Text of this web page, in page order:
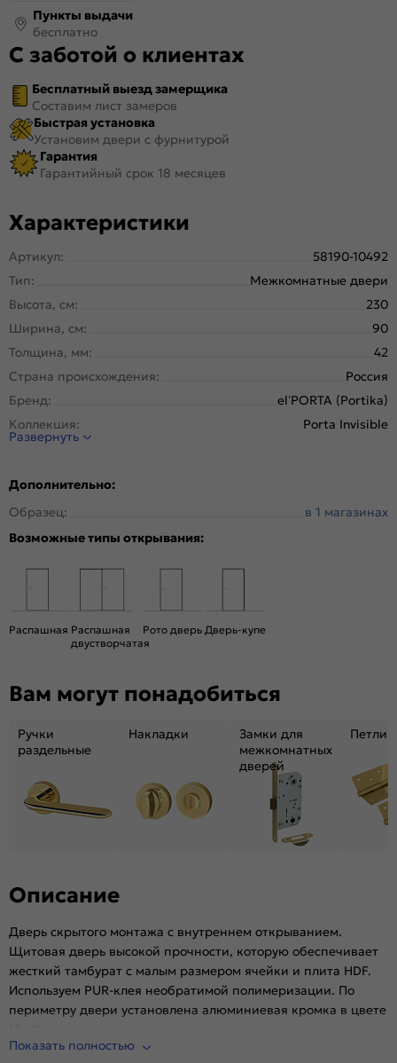
Пункты выдачи
бесплатно
С заботой о клиентах
Бесплатный выезд замерщика
Составим лист замеров
Быстрая установка
Установим двери с фурнитурой
Гарантия
Гарантийный срок 18 месяцев
Характеристики
Артикул:
58190-10492
Тип:
Межкомнатные двери
Высота, см:
230
Ширина, см:
90
Толщина, мм:
42
Страна происхождения:
Россия
Бренд:
el’PORTA (Portika)
Коллекция:
Porta Invisible
Стиль:
Система открывания:
Конструкция двери:
Каркасно-щитовая
Цвет:
Общий цвет:
Декор:
Кромка:
Алюминиевая матовый хром
Возможность покраски:
Да
Для влажных помещений:
Да
Наличие притвора:
Нет
Степень влагостойкости:
Высокая
Высокий (26-32дБ)
Износостойкость:
Пропускает свет:
Подходит под двухстворчатый проём:
Да
Гарантия (лет):
Материал:
Материал каркаса: на основе
высококачественного соснового бруса и MDF,
Развернуть
Дополнительно:
Образец:
в 1 магазинах
Возможные типы открывания:
Распашная Распашная
двустворчатая
Рото дверь Дверь-купе
Вам могут понадобиться
Ручки
раздельные
Накладки
Замки для
межкомнатных
дверей
Петли
Описание
Дверь скрытого монтажа с внутреннем открыванием.
Щитовая дверь высокой прочности, которую обеспечивает
жесткий тамбурат с малым размером ячейки и плита HDF.
Используем PUR-клея необратимой полимеризации. По
периметру двери установлена алюминиевая кромка в цвете
Отделка
Показать полностью